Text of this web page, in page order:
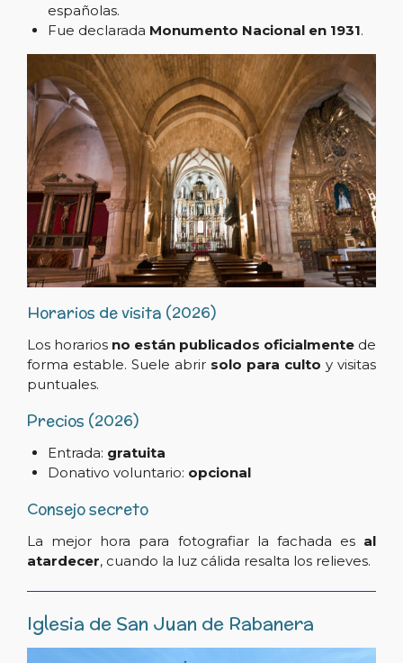
españolas.
Fue declarada Monumento Nacional en 1931.
Horarios de visita (2026)
Los horarios no están publicados oficialmente de
forma estable. Suele abrir solo para culto y visitas
puntuales.
Precios (2026)
Entrada: gratuita
Donativo voluntario: opcional
Consejo secreto
La mejor hora para fotografiar la fachada es al
atardecer, cuando la luz cálida resalta los relieves.
Iglesia de San Juan de Rabanera